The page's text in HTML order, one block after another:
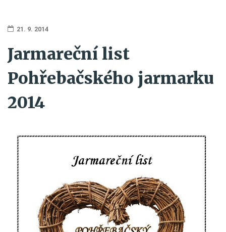
21. 9. 2014
Jarmareční list
Pohřebačského jarmarku
2014